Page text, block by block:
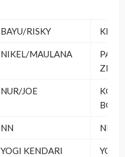
BAYU/RISKY KMCB
NIKEL/MAULANA
ZIAH
NUR/JOE
NN NN
YOGI KENDARI YOGI